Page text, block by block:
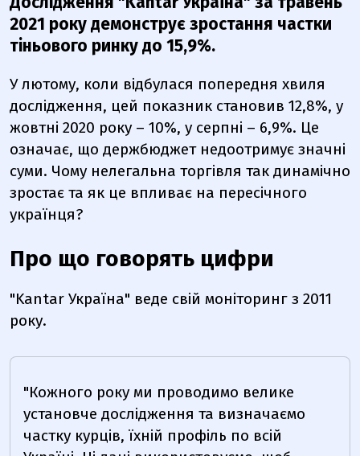
2021 року демонструє зростання частки
тіньового ринку до 15,9%.
У лютому, коли відбулася попередня хвиля
дослідження, цей показник становив 12,8%, у
жовтні 2020 року – 10%, у серпні – 6,9%. Це
означає, що держбюджет недоотримує значні
суми. Чому нелегальна торгівля так динамічно
зростає та як це впливає на пересічного
українця?
Про що говорять цифри
"Kantar Україна" веде свій моніторинг з 2011
року.
"Кожного року ми проводимо велике
установче дослідження та визначаємо
частку курців, їхній профіль по всій